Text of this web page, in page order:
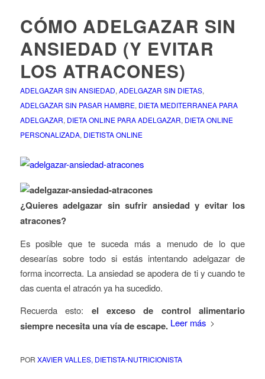
CÓMO ADELGAZAR SIN
ANSIEDAD (Y EVITAR
LOS ATRACONES)
ADELGAZAR SIN ANSIEDAD, ADELGAZAR SIN DIETAS,
ADELGAZAR SIN PASAR HAMBRE, DIETA MEDITERRANEA PARA
ADELGAZAR, DIETA ONLINE PARA ADELGAZAR, DIETA ONLINE
PERSONALIZADA, DIETISTA ONLINE
¿Quieres adelgazar sin sufrir ansiedad y evitar los
atracones?
Es posible que te suceda más a menudo de lo que
desearías sobre todo si estás intentando adelgazar de
forma incorrecta. La ansiedad se apodera de ti y cuando te
das cuenta el atracón ya ha sucedido.
Recuerda esto: el exceso de control alimentario
siempre necesita una vía de escape. Leer más
POR XAVIER VALLES, DIETISTA-NUTRICIONISTA